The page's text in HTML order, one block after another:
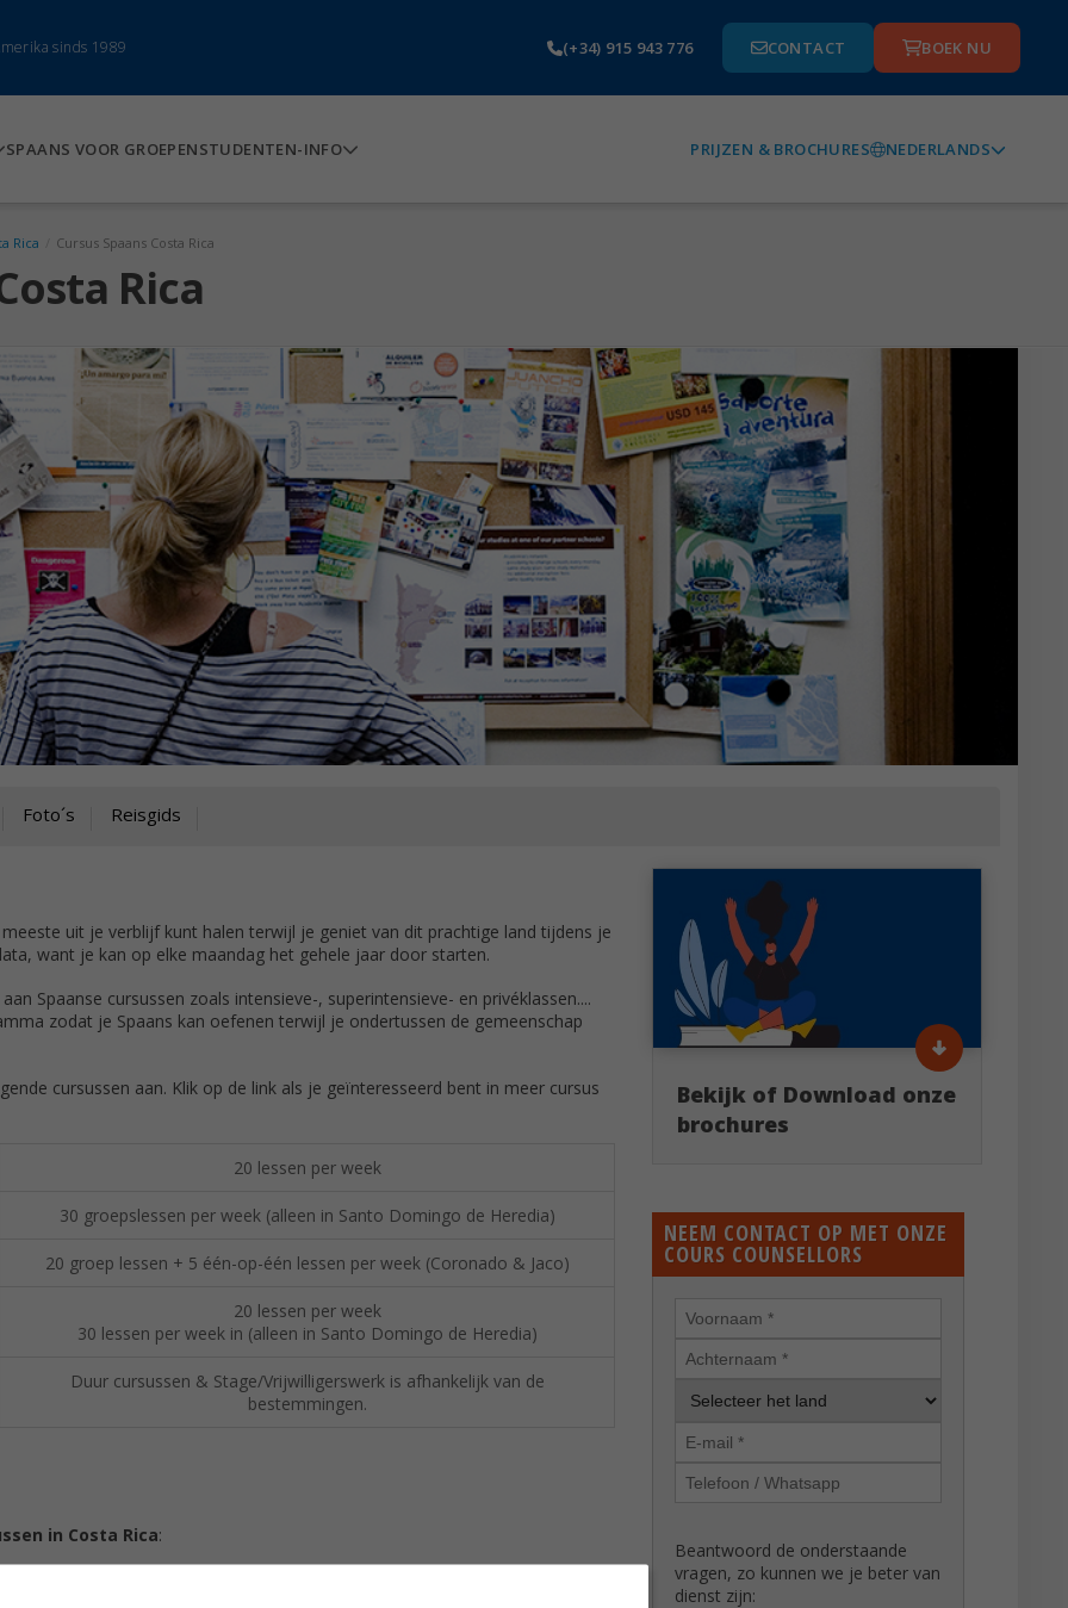
sinds 1989 (+34) 915 943 776 CONTACT BOEK NU
SPAANS VOOR GROEPENSTUDENTEN-INFO PRIJZEN & BROCHURES NEDERLANDS
Rica Cursus Spaans Costa Rica
Rica
Foto´s Reisgids
uit je verblijf kunt halen terwijl je geniet van dit prachtige land tijdens je
want je kan op elke maandag het gehele jaar door starten.
Spaanse cursussen zoals intensieve-, superintensieve- en privéklassen....
zodat je Spaans kan oefenen terwijl je ondertussen de gemeenschap
cursussen aan. Klik op de link als je geïnteresseerd bent in meer cursus
20 lessen per week
30 groepslessen per week (alleen in Santo Domingo de Heredia)
20 groep lessen + 5 één-op-één lessen per week (Coronado & Jaco)
20 lessen per week
30 lessen per week in (alleen in Santo Domingo de Heredia)
Duur cursussen & Stage/Vrijwilligerswerk is afhankelijk van de
bestemmingen.
in Costa Rica:
Bekijk of Download onze
brochures
NEEM CONTACT OP MET ONZE
COURS COUNSELLORS
Beantwoord de onderstaande
vragen, zo kunnen we je beter van
dienst zijn: